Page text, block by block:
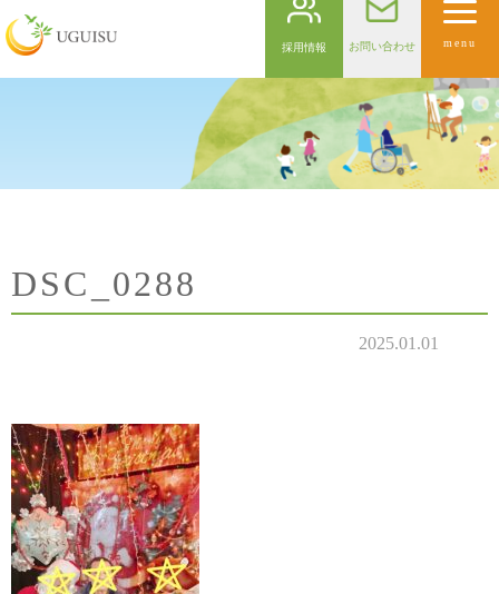
採用情報 お問い合わせ menu
DSC_0288
2025.01.01